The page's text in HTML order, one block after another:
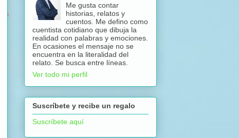
Me gusta contar
historias, relatos y
cuentos. Me defino como
cuentista cotidiano que dibuja la
realidad con palabras y emociones.
En ocasiones el mensaje no se
encuentra en la literalidad del
relato. Se busca entre líneas.
Ver todo mi perfil
Suscríbete y recibe un regalo
Suscríbete aquí